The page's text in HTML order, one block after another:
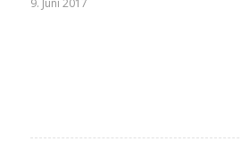
9. Juni 2017